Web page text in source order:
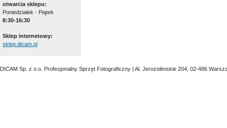
otwarcia sklepu:
Poniedziałek - Piątek
8:30-16:30
Sklep internetowy:
sklep.dicam.pl
DICAM Sp. z o.o. Profesjonalny Sprzęt Fotograficzny | Al. Jerozolimskie 204, 02-486